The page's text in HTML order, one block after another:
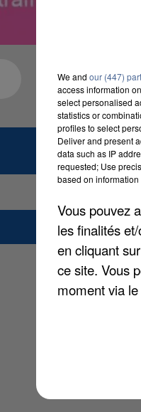
du7 novembre
au10
RUE DE BETHLEEM
60128 PLAILLY
We and our (447)
access information
select personalised
statistics or
profiles to select
Deliver and present
data such as IP
requested; Use
based on
Vous pouvez
les finalités
en cliquant
ce site. Vous
moment via